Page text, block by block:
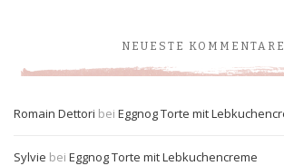
NEUESTE KOMMENTARE
Romain Dettori bei Eggnog Torte mit
Sylvie bei Eggnog Torte mit Lebkuchencreme